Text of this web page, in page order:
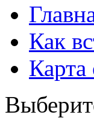
Как
Карта